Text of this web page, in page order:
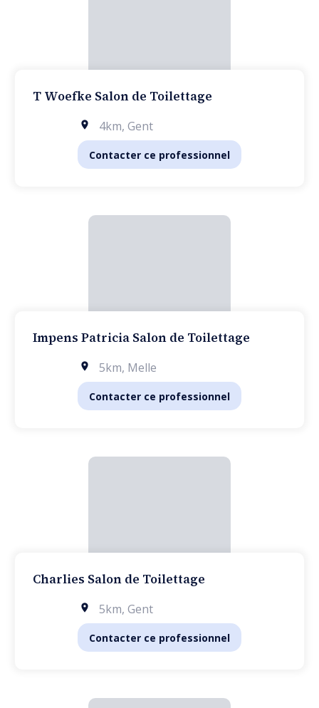
T Woefke Salon de Toilettage
4km, Gent
Contacter ce professionnel
Impens Patricia Salon de Toilettage
5km, Melle
Contacter ce professionnel
Charlies Salon de Toilettage
5km, Gent
Contacter ce professionnel